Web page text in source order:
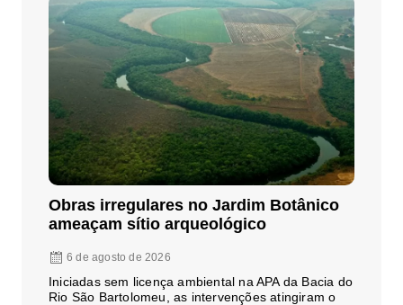
Obras irregulares no Jardim Botânico
ameaçam sítio arqueológico
6 de agosto de 2026
Iniciadas sem licença ambiental na APA da Bacia do
Rio São Bartolomeu, as intervenções atingiram o